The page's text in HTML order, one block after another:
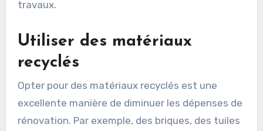
travaux.
Utiliser des matériaux
recyclés
Opter pour des matériaux recyclés est une
excellente manière de diminuer les dépenses de
rénovation. Par exemple, des briques, des tuiles